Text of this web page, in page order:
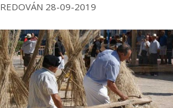
REDOVÁN 28-09-2019